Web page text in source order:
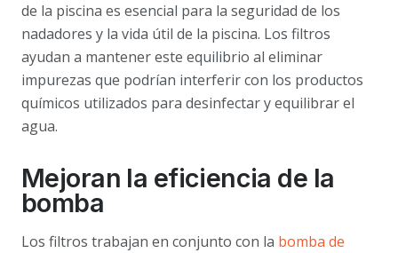
de la piscina es esencial para la seguridad de los
nadadores y la vida útil de la piscina. Los filtros
ayudan a mantener este equilibrio al eliminar
impurezas que podrían interferir con los productos
químicos utilizados para desinfectar y equilibrar el
agua.
Mejoran la eficiencia de la
bomba
Los filtros trabajan en conjunto con la bomba de